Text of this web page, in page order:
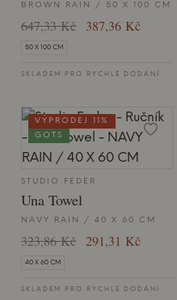
BROWN RAIN / 50 X 100 CM
647,33 Kč 387,36 Kč
50 X 100 CM
SKLADEM PRO RYCHLÉ DODÁNÍ
STUDIO FEDER
Una Towel
NAVY RAIN / 40 X 60 CM
323,86 Kč 291,31 Kč
40 X 60 CM
SKLADEM PRO RYCHLÉ DODÁNÍ
VÝPRODEJ 11%
GOTS